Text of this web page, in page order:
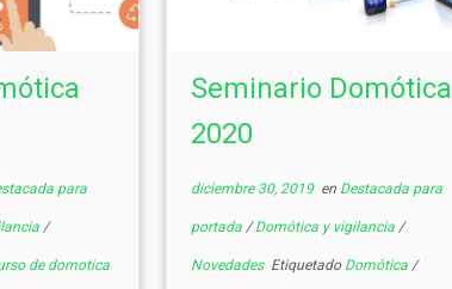
para
/
de domotica
Seminario Domótica
2020
diciembre 30, 2019en Destacada para
portada /Domótica y vigilancia /
Novedades Etiquetado Domótica /